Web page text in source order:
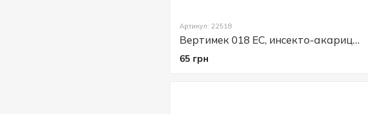
Артикул: 22518
Вертимек 018 EC, инсекто-акарицид, Syngenta, 10 мл
65 грн